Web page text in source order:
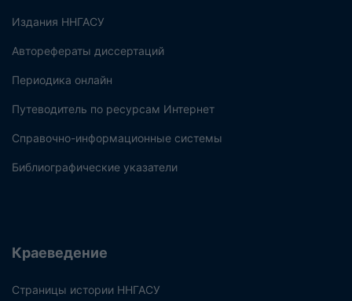
Издания ННГАСУ
Авторефераты диссертаций
Периодика онлайн
Путеводитель по ресурсам Интернет
Справочно-информационные системы
Библиографические указатели
Краеведение
Страницы истории ННГАСУ